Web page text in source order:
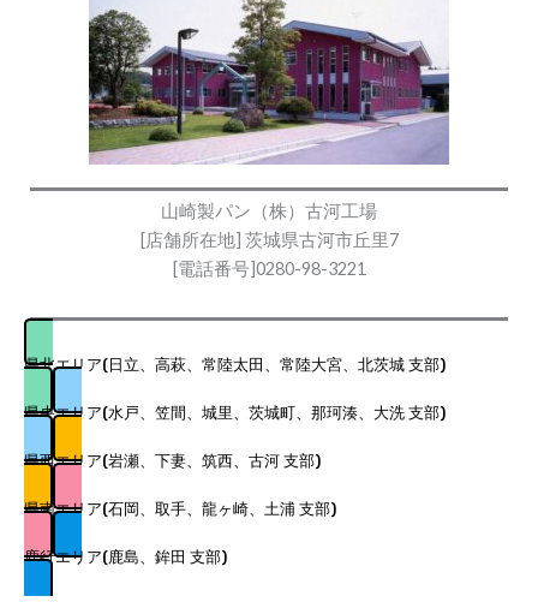
山崎製パン（株）古河工場
[店舗所在地] 茨城県古河市丘里7
[電話番号]0280-98-3221
県北エリア(日立、高萩、常陸太田、常陸大宮、北茨城 支部)
県央エリア(水戸、笠間、城里、茨城町、那珂湊、大洗 支部)
県西エリア(岩瀬、下妻、筑西、古河 支部)
県南エリア(石岡、取手、龍ヶ崎、土浦 支部)
鹿行エリア(鹿島、鉾田 支部)